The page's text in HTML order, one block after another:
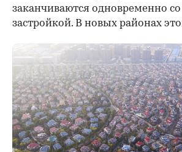
заканчиваются одновременно со
застройкой. В новых районах